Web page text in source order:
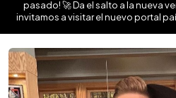
pasado! 🚀 Da el salto a la nueva
invitamos a visitar el nuevo portal